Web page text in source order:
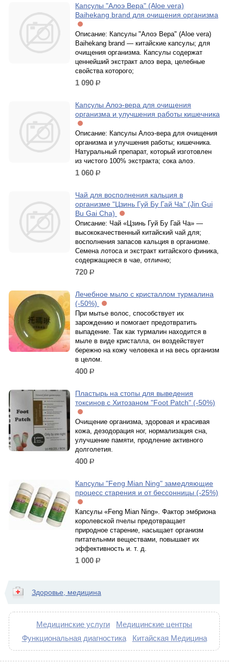
Капсулы "Алоэ Вера" (Aloe vera)
Baihekang brand для очищения организма
Описание: Капсулы "Алоэ Вера" (Aloe vera)
Baihekang brand — китайские капсулы; для
очищения организма. Капсулы содержат
ценнейший экстракт алоэ вера, целебные
свойства которого;
1 090 р.
Капсулы Алоэ-вера для очищения
организма и улучшения работы кишечника
Описание: Капсулы Алоэ-вера для очищения
организма и улучшения работы; кишечника.
Натуральный препарат, который изготовлен
из чистого 100% экстракта; сока алоэ.
1 060 р.
Чай для восполнения кальция в
организме "Цзинь Гуй Бу Гай Ча" (Jin Gui
Bu Gai Cha)
Описание: Чай «Цзинь Гуй Бу Гай Ча» —
высококачественный китайский чай для;
восполнения запасов кальция в организме.
Семена лотоса и экстракт китайского финика,
содержащиеся в чае, отлично;
720 р.
Лечебное мыло с кристаллом турмалина
(-50%)
При мытье волос, способствует их
зарождению и помогает предотвратить
выпадение. Так как турмалин находится в
мыле в виде кристалла, он воздействует
бережно на кожу человека и на весь организм
в целом.
400 р.
Пластырь на стопы для выведения
токсинов с Хитозаном "Foot Patch" (-50%)
Очищение организма, здоровая и красивая
кожа, дезодорация ног, нормализация сна,
улучшение памяти, продление активного
долголетия.
400 р.
Капсулы "Feng Mian Ning" замедляющие
процесс старения и от бессонницы (-25%)
Капсулы «Feng Mian Ning». Фактор эмбриона
королевской пчелы предотвращает
природное старение, насыщает организм
питательнми веществами, повышает их
эффективность и. т. д.
1 000 р.
Здоровье, медицина
Медицинские услуги
Медицинские центры
Функциональная диагностика
Китайская Медицина